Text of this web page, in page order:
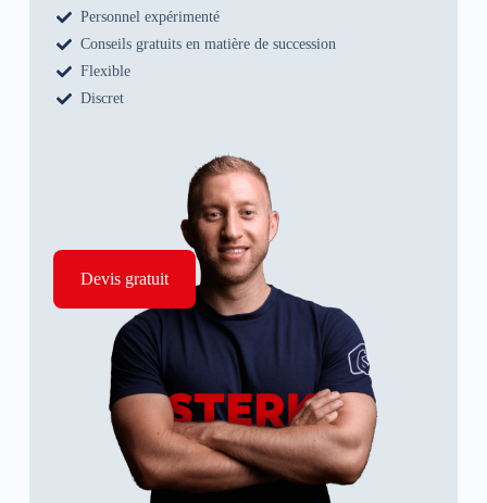
Personnel expérimenté
Conseils gratuits en matière de succession
Flexible
Discret
Devis gratuit